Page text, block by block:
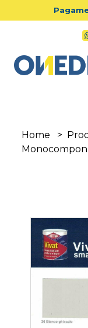
Salta al contenuto
Home >